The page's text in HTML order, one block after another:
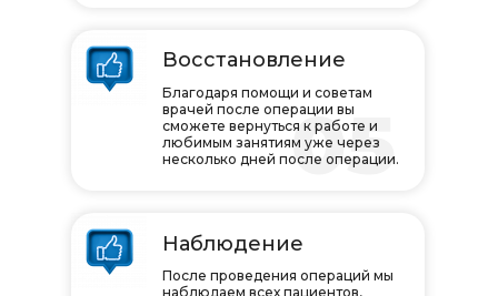
05
Восстановление
Наблюдение
Благодаря помощи и советам
врачей после операции вы
сможете вернуться к работе и
любимым занятиям уже через
несколько дней после операции.
После проведения операций мы
наблюдаем всех пациентов,